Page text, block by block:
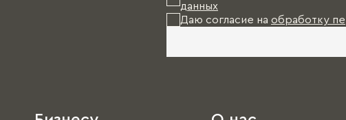
данных
Даю согласие на обработку